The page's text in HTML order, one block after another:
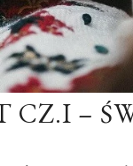
CZ.I –